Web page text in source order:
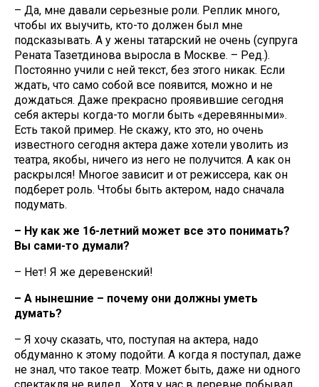
– Да, мне давали серьезные роли. Реплик много,
чтобы их выучить, кто-то должен был мне
подсказывать. А у жены татарский не очень (супруга
Рената Тазетдинова выросла в Москве. – Ред.).
Постоянно учили с ней текст, без этого никак. Если
ждать, что само собой все появится, можно и не
дождаться. Даже прекрасно проявившие сегодня
себя актеры когда-то могли быть «деревянными».
Есть такой пример. Не скажу, кто это, но очень
известного сегодня актера даже хотели уволить из
театра, якобы, ничего из него не получится. А как он
раскрылся! Многое зависит и от режиссера, как он
подберет роль. Чтобы быть актером, надо сначала
подумать.
– Ну как же 16-летний может все это понимать?
Вы сами-то думали?
– Нет! Я же деревенский!
– А нынешние – почему они должны уметь
думать?
– Я хочу сказать, что, поступая на актера, надо
обдуманно к этому подойти. А когда я поступал, даже
не знал, что такое театр. Может быть, даже ни одного